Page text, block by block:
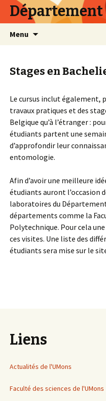
Département
Menu
Stages en
Le cursus inclut également,
travaux pratiques et des
Belgique qu’à l’étranger :
étudiants partent une
d’approfondir leur
entomologie.
Afin d’avoir une meilleure
étudiants auront l’occasion
laboratoires du
départements comme la
Polytechnique. Pour cela
ces visites. Une liste des
étudiants sera mise sur le
Liens
Actualités de l'UMons
Faculté des sciences de l'UMons